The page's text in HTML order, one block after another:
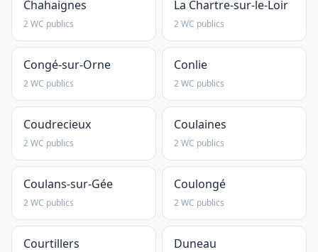
Chahaignes
2 WC publics
La Chartre-sur-le-Loir
2 WC publics
Congé-sur-Orne
2 WC publics
Conlie
2 WC publics
Coudrecieux
2 WC publics
Coulaines
2 WC publics
Coulans-sur-Gée
2 WC publics
Coulongé
2 WC publics
Courtillers Duneau